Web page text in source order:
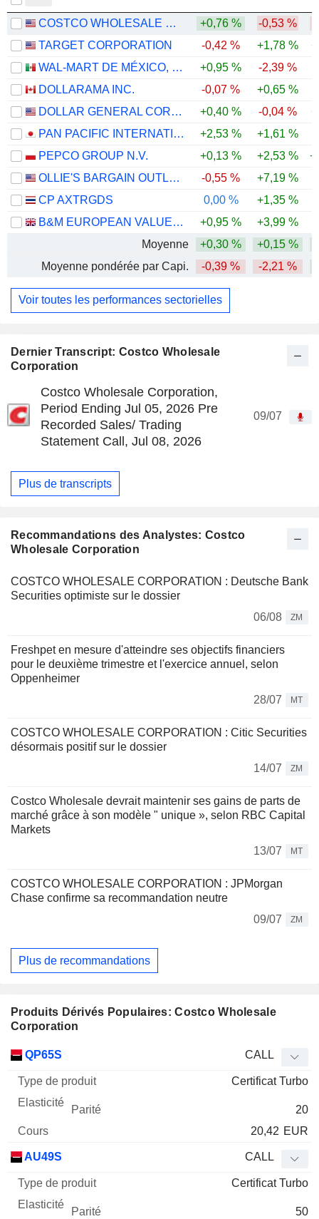
Dernier Transcript: Costco Wholesale
Corporation
Costco Wholesale Corporation,
Period Ending Jul 05, 2026 Pre
Recorded Sales/ Trading
Statement Call, Jul 08, 2026
09/07
Plus de transcripts
Recommandations des Analystes: Costco
Wholesale Corporation
COSTCO WHOLESALE CORPORATION : Deutsche Bank
Securities optimiste sur le dossier
06/08
ZM
Freshpet en mesure d'atteindre ses objectifs financiers
pour le deuxième trimestre et l'exercice annuel, selon
Oppenheimer
28/07
MT
COSTCO WHOLESALE CORPORATION : Citic Securities
désormais positif sur le dossier
14/07
ZM
Costco Wholesale devrait maintenir ses gains de parts de
marché grâce à son modèle " unique », selon RBC Capital
Markets
13/07
MT
COSTCO WHOLESALE CORPORATION : JPMorgan
Chase confirme sa recommandation neutre
09/07
ZM
Plus de recommandations
Produits Dérivés Populaires: Costco Wholesale
Corporation
Mnemo Type produit
Cours
QP65S CALL
Certificat Turbo
20
20,42 EUR
AU49S CALL
Certificat Turbo
50
COSTCO WHOLESALE CORPORATION +0,76 % -0,53 %
TARGET CORPORATION
-0,42 % +1,78 %
WAL-MART DE MÉXICO, S.A.B. DE C.V.
+0,95 % -2,39 %
DOLLARAMA INC.
-0,07 % +0,65 %
DOLLAR GENERAL CORPORATION
+0,40 % -0,04 %
PAN PACIFIC INTERNATIONAL HOLDINGS CORPORATION
+2,53 % +1,61 %
PEPCO GROUP N.V.
+0,13 % +2,53 %
OLLIE'S BARGAIN OUTLET HOLDINGS, INC.
-0,55 % +7,19 %
CP AXTRGDS
0,00 % +1,35 %
B&M EUROPEAN VALUE RETAIL PLC
+0,95 % +3,99 %
Moyenne
+0,30 % +0,15 %
Moyenne pondérée par Capi.
-0,39 % -2,21 %
Voir toutes les performances sectorielles